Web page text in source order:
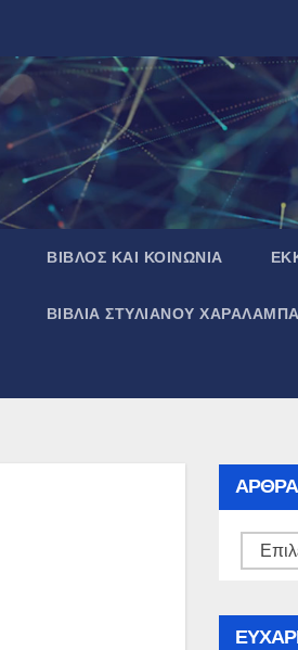
ΒΙΒΛΟΣ ΚΑΙ ΚΟΙΝΩΝΙΑ
ΒΙΒΛΙΑ ΣΤΥΛΙΑΝΟΥ
Αρθρα
μήνα…